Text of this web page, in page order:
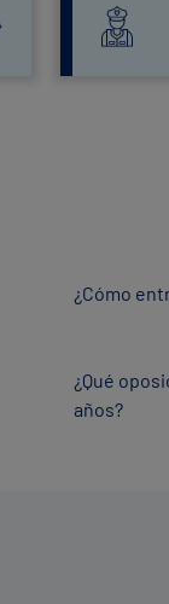
¿Cómo
¿Qué
años?